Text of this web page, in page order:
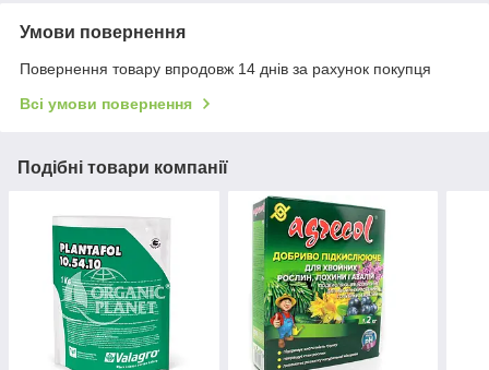
Умови повернення
Повернення товару впродовж 14 днів за рахунок покупця
Всі умови повернення
Подібні товари компанії